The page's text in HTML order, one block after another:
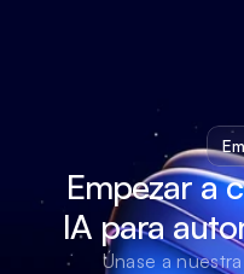
Empezar a
IA para
Únase a